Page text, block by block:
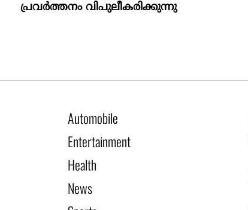
പ്രവര്‍ത്തനം വിപുലീകരിക്കുന്നു
Automobile
Entertainment
Health
News